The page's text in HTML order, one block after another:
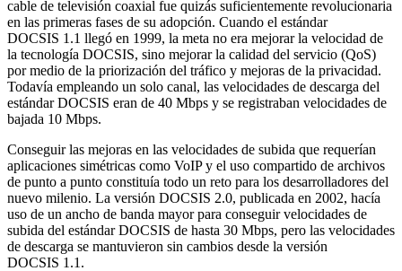
cable de televisión coaxial fue quizás suficientemente revolucionaria
en las primeras fases de su adopción. Cuando el estándar
DOCSIS 1.1 llegó en 1999, la meta no era mejorar la velocidad de
la tecnología DOCSIS, sino mejorar la calidad del servicio (QoS)
por medio de la priorización del tráfico y mejoras de la privacidad.
Todavía empleando un solo canal, las velocidades de descarga del
estándar DOCSIS eran de 40 Mbps y se registraban velocidades de
bajada 10 Mbps.
Conseguir las mejoras en las velocidades de subida que requerían
aplicaciones simétricas como VoIP y el uso compartido de archivos
de punto a punto constituía todo un reto para los desarrolladores del
nuevo milenio. La versión DOCSIS 2.0, publicada en 2002, hacía
uso de un ancho de banda mayor para conseguir velocidades de
subida del estándar DOCSIS de hasta 30 Mbps, pero las velocidades
de descarga se mantuvieron sin cambios desde la versión
DOCSIS 1.1.